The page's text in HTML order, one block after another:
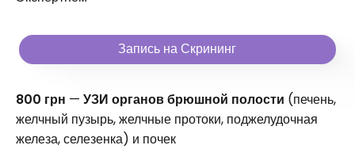
Запись на Скрининг
800 грн — УЗИ органов брюшной полости (печень,
желчный пузырь, желчные протоки, поджелудочная
железа, селезенка) и почек